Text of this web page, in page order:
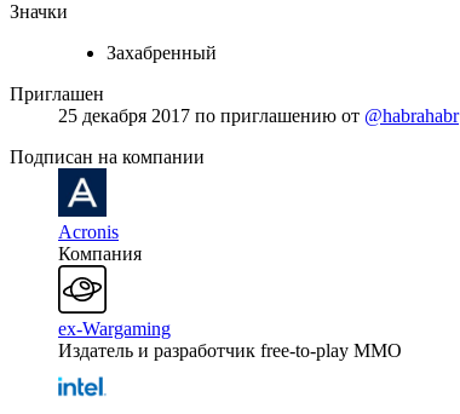
Значки
Захабренный
Приглашен
25 декабря 2017 по приглашению от @habrahabr
Подписан на компании
Acronis
Компания
ex-Wargaming
Издатель и разработчик free-to-play MMO